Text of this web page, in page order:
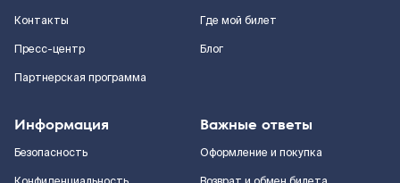
Контакты
Пресс-центр
Партнерская программа
Где мой билет
Блог
Информация
Безопасность
Важные ответы
Оформление и покупка